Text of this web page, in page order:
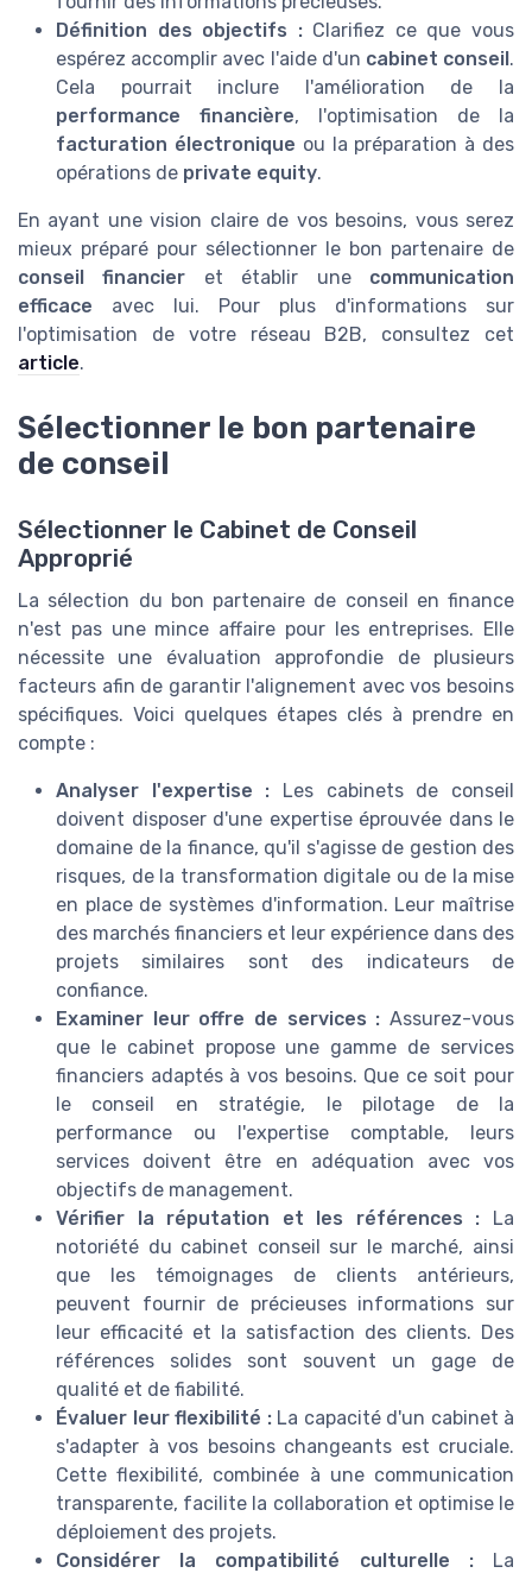
Définition des objectifs :Clarifiez ce que vous
espérez accomplir avec l'aide d'un cabinet conseil .
Cela pourrait inclure l'amélioration de la
performance financière, l'optimisation de la
facturation électronique ou la préparation à des
opérations de private equity.
En ayant une vision claire de vos besoins, vous serez
mieux préparé pour sélectionner le bon partenaire de
conseil financier et établir une communication
efficace avec lui. Pour plus d'informations sur
l'optimisation de votre réseau B2B, consultez cet
article.
Sélectionner le bon partenaire
de conseil
Sélectionner le Cabinet de Conseil
Approprié
La sélection du bon partenaire de conseil en finance
n'est pas une mince affaire pour les entreprises. Elle
nécessite une évaluation approfondie de plusieurs
facteurs afin de garantir l'alignement avec vos besoins
spécifiques. Voici quelques étapes clés à prendre en
compte :
Analyser l'expertise : Les cabinets de conseil
doivent disposer d'une expertise éprouvée dans le
domaine de la finance, qu'il s'agisse de gestion des
risques, de la transformation digitale ou de la mise
en place de systèmes d'information. Leur maîtrise
des marchés financiers et leur expérience dans des
projets similaires sont des indicateurs de
confiance.
Examiner leur offre de services : Assurez-vous
que le cabinet propose une gamme de services
financiers adaptés à vos besoins. Que ce soit pour
le conseil en stratégie, le pilotage de la
performance ou l'expertise comptable, leurs
services doivent être en adéquation avec vos
objectifs de management.
Vérifier la réputation et les références : La
notoriété du cabinet conseil sur le marché, ainsi
que les témoignages de clients antérieurs,
peuvent fournir de précieuses informations sur
leur efficacité et la satisfaction des clients. Des
références solides sont souvent un gage de
qualité et de fiabilité.
Évaluer leur flexibilité : La capacité d'un cabinet à
s'adapter à vos besoins changeants est cruciale.
Cette flexibilité, combinée à une communication
transparente, facilite la collaboration et optimise le
déploiement des projets.
Considérer la compatibilité culturelle : La